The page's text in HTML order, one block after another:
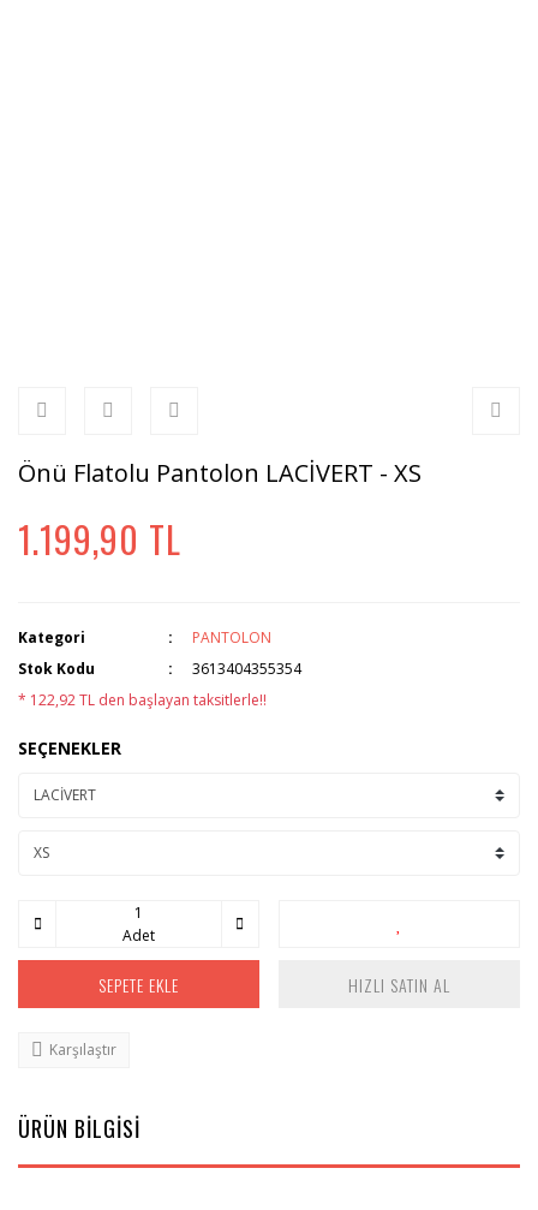
Önü Flatolu Pantolon LACİVERT - XS
1.199,90 TL
Kategori
PANTOLON
Stok Kodu
3613404355354
* 122,92 TL den başlayan taksitlerle!!
SEÇENEKLER
Adet
SEPETE EKLE HIZLI SATIN AL
Karşılaştır
ÜRÜN BİLGİSİ